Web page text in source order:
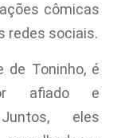
cômicas
redes sociais.
de Toninho, é
afiado e
eles